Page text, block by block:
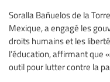
Soralla Bañuelos de la
Mexique, a engagé les
droits humains et les
l’éducation, affirmant que
outil pour lutter contre la